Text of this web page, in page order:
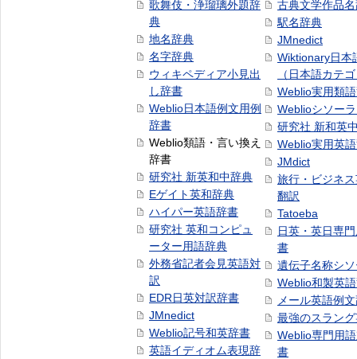
歌舞伎・浄瑠璃外題辞
典
地名辞典
名字辞典
ウィキペディア小見出
し辞書
Weblio日本語例文用例
辞書
Weblio類語・言い換え
辞書
研究社 新英和中辞典
Eゲイト英和辞典
ハイパー英語辞書
研究社 英和コンピュ
ーター用語辞典
外務省記者会見英語対
訳
EDR日英対訳辞書
JMnedict
Weblio記号和英辞書
英語イディオム表現辞
古典文学作品
駅名辞典
JMnedict
Wiktionary日本
（日本語カテ
Weblio実用類
Weblioシソー
研究社 新和英
Weblio実用英
JMdict
旅行・ビジネ
翻訳
Tatoeba
日英・英日専
書
遺伝子名称シ
Weblio和製英
メール英語例
最強のスラン
Weblio専門用
書